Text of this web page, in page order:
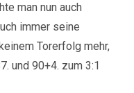
man nun auch
immer seine
Torerfolg mehr,
und 90+4. zum 3:1